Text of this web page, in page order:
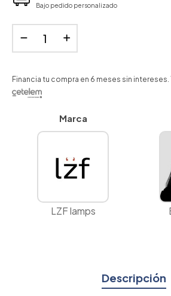
Bajo pedido personalizado
Financia tu compra en 6 meses sin intereses.
Marca
LZF lamps
Descripción